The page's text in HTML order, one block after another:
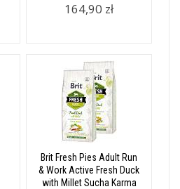
164,90 zł
Brit Fresh Pies Adult Run
& Work Active Fresh Duck
with Millet Sucha Karma